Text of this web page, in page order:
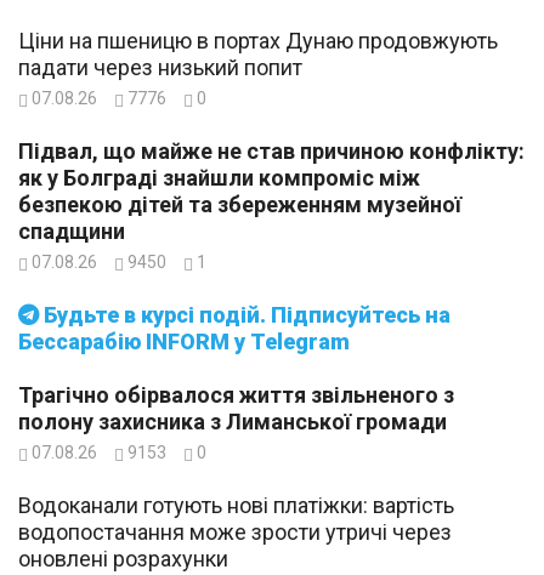
Будьте в курсі подій. Підписуйтесь на
Бессарабію INFORM у Telegram
Ціни на пшеницю в портах Дунаю продовжують
падати через низький попит
07.08.26 7776 0
Підвал, що майже не став причиною конфлікту:
як у Болграді знайшли компроміс між
безпекою дітей та збереженням музейної
спадщини
07.08.26 9450 1
Трагічно обірвалося життя звільненого з
полону захисника з Лиманської громади
07.08.26 9153 0
Водоканали готують нові платіжки: вартість
водопостачання може зрости утричі через
оновлені розрахунки